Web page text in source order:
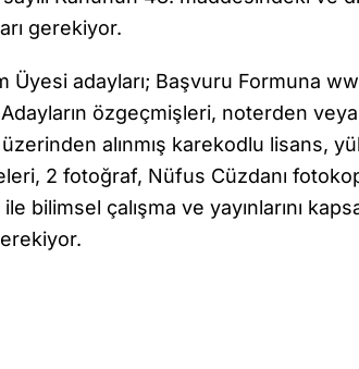
gerekiyor.
Üyesi adayları; Başvuru Formuna
özgeçmişleri, noterden
alınmış karekodlu lisans,
2 fotoğraf, Nüfus Cüzdanı
bilimsel çalışma ve yayınlarını